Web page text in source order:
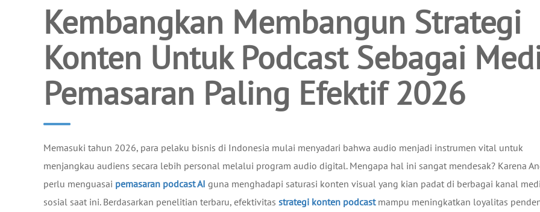
Kembangkan Membangun Strategi
Konten Untuk Podcast Sebagai
Pemasaran Paling Efektif 2026
Memasuki tahun 2026, para pelaku bisnis di Indonesia mulai menyadari bahwa audio menjadi instrumen vital untuk
menjangkau audiens secara lebih personal melalui program audio digital. Mengapa hal ini sangat mendesak? Karena
perlu menguasai pemasaran podcast AI guna menghadapi saturasi konten visual yang kian padat di berbagai kanal
sosial saat ini. Berdasarkan penelitian terbaru, efektivitas strategi konten podcastmampu meningkatkan loyalitas